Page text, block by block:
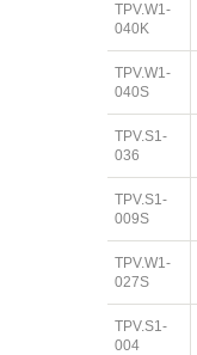
TPV.W1-
040K
TPV.W1-
040S
TPV.S1-
036
TPV.S1-
009S
TPV.W1-
027S
TPV.S1-
004